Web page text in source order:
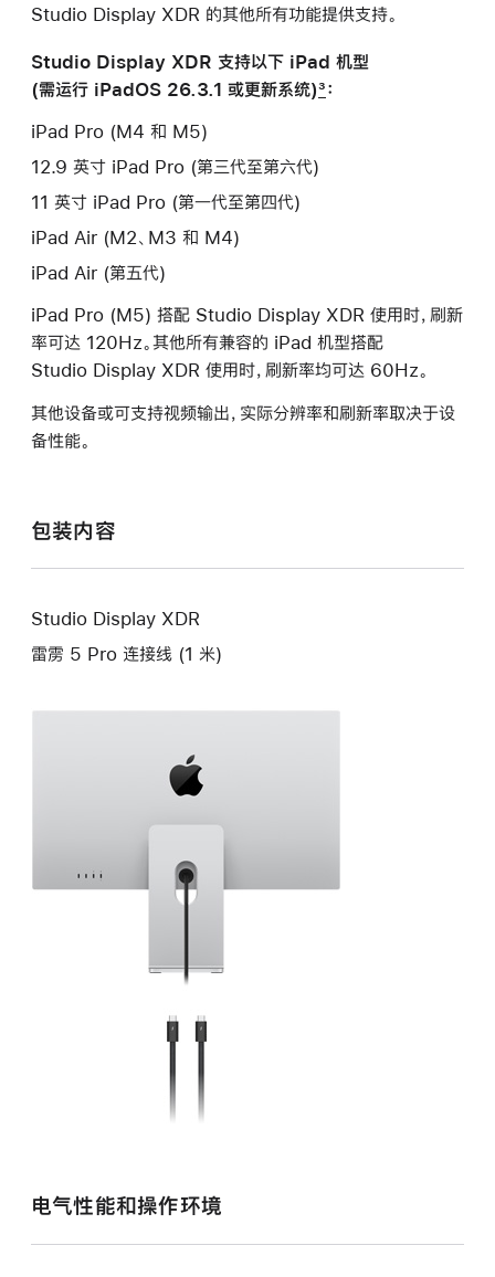
Studio Display XDR 的其他所有功能提供支持。
Studio Display XDR 支持以下 iPad 机型
(需运行 iPadOS 26.3.1 或更新系统)3：
iPad Pro (M4 和 M5)
12.9 英寸 iPad Pro (第三代至第六代)
11 英寸 iPad Pro (第一代至第四代)
iPad Air (M2、M3 和 M4)
iPad Air (第五代)
iPad Pro (M5) 搭配 Studio Display XDR 使用时，刷新
率可达 120Hz。其他所有兼容的 iPad 机型搭配
Studio Display XDR 使用时，刷新率均可达 60Hz。
其他设备或可支持视频输出，实际分辨率和刷新率取决于设
备性能。
包装内容
Studio Display XDR
雷雳 5 Pro 连接线 (1 米)
电气性能和操作环境